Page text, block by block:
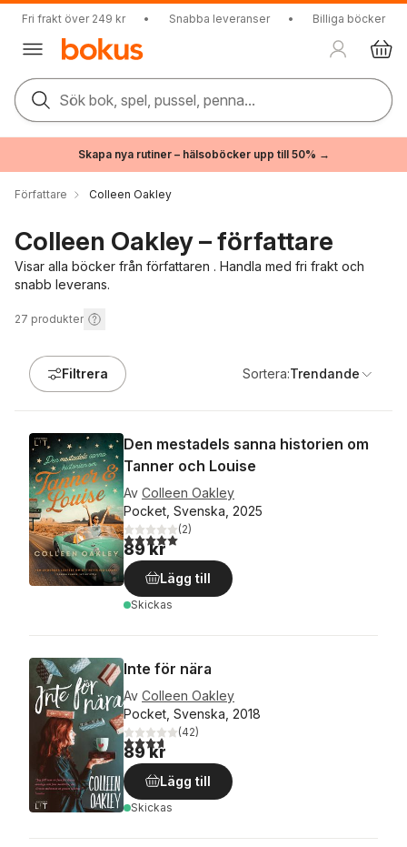
Fri frakt över 249 kr • Snabba leveranser • Billiga böcker
Sök bok, spel, pussel, penna...
Skapa nya rutiner – hälsoböcker upp till 50% →
Författare Colleen Oakley
Colleen Oakley – författare
Visar alla böcker från författaren . Handla med fri frakt och
snabb leverans.
27 produkter
Filtrera Sortera:Trendande
Den mestadels sanna historien om
Tanner och Louise
Av Colleen Oakley
Pocket, Svenska, 2025
5,0utav 5 stjärnor. Totalt antal röster:
(2)
89 kr
Lägg till
Skickas
Inte för nära
Av Colleen Oakley
Pocket, Svenska, 2018
3,7utav 5 stjärnor. Totalt antal röster:
(42)
89 kr
Lägg till
Skickas